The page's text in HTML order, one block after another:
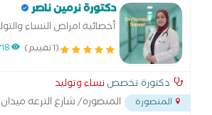
دكتورة نرمين ناصر
أخصائية امراض النساء
والتجميل النسائي.وجراحات
(1 تقييم)
دكتورة تخصصنساء وتوليد
المنصورة المنصوره/ شارع الترعه